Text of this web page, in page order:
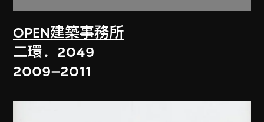
OPEN建築事務所
二環．2049
2009–2011